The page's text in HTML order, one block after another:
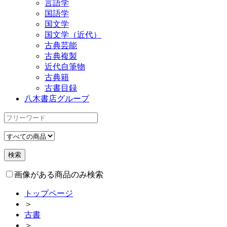
言語学
国語学
国文学
国文学（近代）
古典芸能
古典複製
近代自筆物
古典籍
古書目録
八木書店グループ
画像がある商品のみ検索
トップページ
＞
古書
＞